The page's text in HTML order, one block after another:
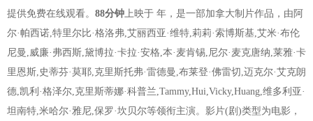
提供免费在线观看。 88分钟上映于 年，是一部加拿大制片作品，由阿
尔·帕西诺,特里尔比·格洛弗,艾丽西亚·维特,莉莉·索博斯基,艾米·布伦
尼曼,威廉·弗西斯,黛博拉·卡拉·安格,本·麦肯锡,尼尔·麦克唐纳,莱雅·卡
里恩斯,史蒂芬·莫耶,克里斯托弗·雷德曼,布莱登·佛雷切,迈克尔·艾克朗
德,凯利·格泽尔,克里斯蒂娜·科普兰,Tammy,Hui,Vicky,Huang,维多利亚·
坦南特,米哈尔·雅尼,保罗·坎贝尔等领衔主演。影片(剧)类型为电影，